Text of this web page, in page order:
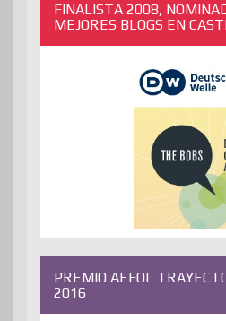
FINALISTA 2008,
MEJORES BLOGS EN
PREMIO AEFOL
2016